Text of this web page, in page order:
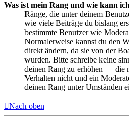
Was ist mein Rang und wie kann
Ränge, die unter deinem
wie viele Beiträge du bislang
bestimmte Benutzer wie
Normalerweise kannst du den
direkt ändern, da sie von der
wurden. Bitte schreibe keine
deinen Rang zu erhöhen — die
Verhalten nicht und ein
deinen Rang unter Umständen
Nach oben